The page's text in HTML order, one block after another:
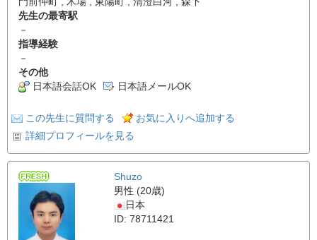
先生の最寄駅
－
指導経験
－
その他
日本語会話OK
日本語メールOK
この先生に質問する
お気に入りへ追加する
詳細プロフィールを見る
Shuzo
男性 (20歳)
日本
ID: 78711421